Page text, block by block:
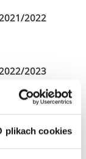
plikach cookies
2022
2023
2024